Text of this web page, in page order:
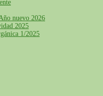
nuevo 2026
2025
1/2025